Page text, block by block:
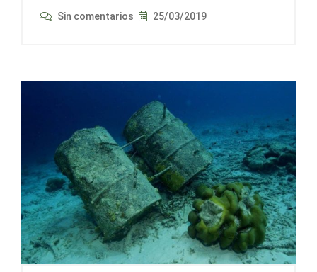
Sin comentarios 25/03/2019